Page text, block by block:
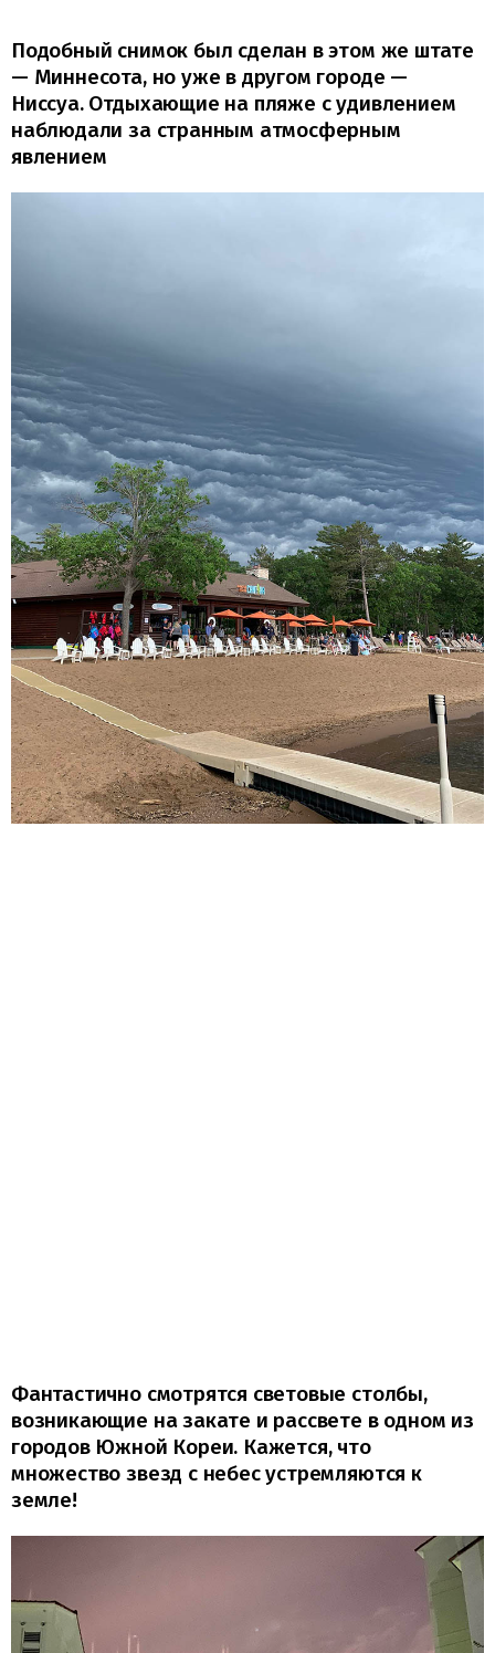
Подобный снимок был сделан в этом же штате
— Миннесота, но уже в другом городе —
Ниссуа. Отдыхающие на пляже с удивлением
наблюдали за странным атмосферным
явлением
Фантастично смотрятся световые столбы,
возникающие на закате и рассвете в одном из
городов Южной Кореи. Кажется, что
множество звезд с небес устремляются к
земле!